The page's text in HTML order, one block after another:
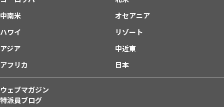
中南米
オセアニア
ハワイ
リゾート
アジア
中近東
アフリカ
日本
ウェブマガジン
特派員ブログ